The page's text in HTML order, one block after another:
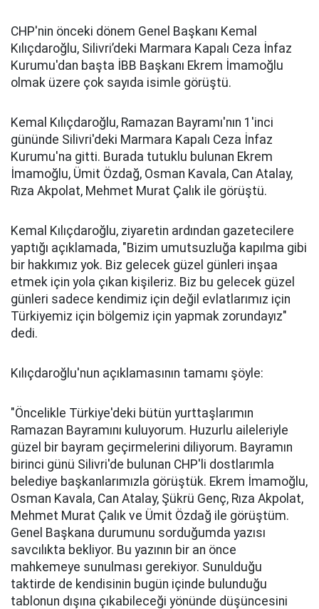
CHP'nin önceki dönem Genel Başkanı Kemal
Kılıçdaroğlu, Silivri’deki Marmara Kapalı Ceza İnfaz
Kurumu'dan başta İBB Başkanı Ekrem İmamoğlu
olmak üzere çok sayıda isimle görüştü.
Kemal Kılıçdaroğlu, Ramazan Bayramı'nın 1'inci
gününde Silivri'deki Marmara Kapalı Ceza İnfaz
Kurumu'na gitti. Burada tutuklu bulunan Ekrem
İmamoğlu, Ümit Özdağ, Osman Kavala, Can Atalay,
Rıza Akpolat, Mehmet Murat Çalık ile görüştü.
Kemal Kılıçdaroğlu, ziyaretin ardından gazetecilere
yaptığı açıklamada, "Bizim umutsuzluğa kapılma gibi
bir hakkımız yok. Biz gelecek güzel günleri inşaa
etmek için yola çıkan kişileriz. Biz bu gelecek güzel
günleri sadece kendimiz için değil evlatlarımız için
Türkiyemiz için bölgemiz için yapmak zorundayız"
dedi.
Kılıçdaroğlu'nun açıklamasının tamamı şöyle:
"Öncelikle Türkiye'deki bütün yurttaşlarımın
Ramazan Bayramını kuluyorum. Huzurlu aileleriyle
güzel bir bayram geçirmelerini diliyorum. Bayramın
birinci günü Silivri'de bulunan CHP'li dostlarımla
belediye başkanlarımızla görüştük. Ekrem İmamoğlu,
Osman Kavala, Can Atalay, Şükrü Genç, Rıza Akpolat,
Mehmet Murat Çalık ve Ümit Özdağ ile görüştüm.
Genel Başkana durumunu sorduğumda yazısı
savcılıkta bekliyor. Bu yazının bir an önce
mahkemeye sunulması gerekiyor. Sunulduğu
taktirde de kendisinin bugün içinde bulunduğu
tablonun dışına çıkabileceği yönünde düşüncesini